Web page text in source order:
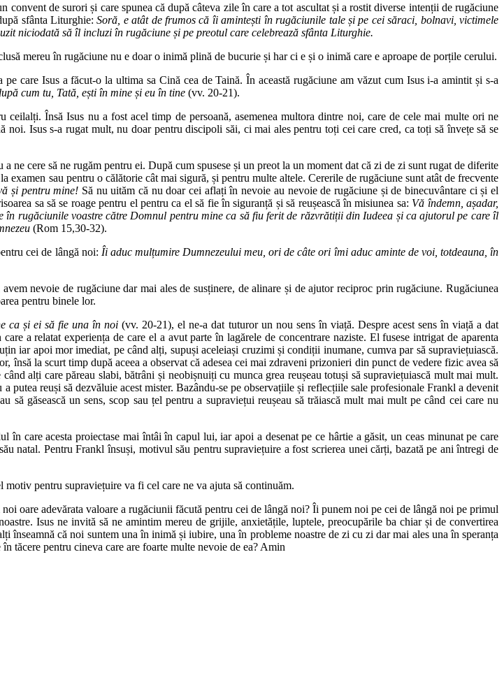
de surori și care spunea că după câteva zile în care a tot ascultat și a rostit diverse intenții de rugăciune
sfânta Liturghie:Soră, e atât de frumos că îi amintești în rugăciunile tale și pe cei săraci, bolnavi, victimele
niciodată să îl incluzi în rugăciune și pe preotul care celebrează sfânta Liturghie.
mereu în rugăciune nu e doar o inimă plină de bucurie și har ci e și o inimă care e aproape de porțile cerului.
pe care Isus a făcut-o la ultima sa Cină cea de Taină. În această rugăciune am văzut cum Isus i-a amintit și s-a
cum tu, Tată, ești în mine și eu în tine (vv. 20-21).
Însă Isus nu a fost acel timp de persoană, asemenea multora dintre noi, care de cele mai multe ori ne
Isus s-a rugat mult, nu doar pentru discipoli săi, ci mai ales pentru toți cei care cred, ca toți să învețe să se
ne cere să ne rugăm pentru ei. După cum spusese și un preot la un moment dat că zi de zi sunt rugat de diferite
examen sau pentru o călătorie cât mai sigură, și pentru multe altele. Cererile de rugăciune sunt atât de frecvente
și pentru mine! Să nu uităm că nu doar cei aflați în nevoie au nevoie de rugăciune și de binecuvântare ci și el
sa să se roage pentru el pentru ca el să fie în siguranță și să reușească în misiunea sa: Vă îndemn, așadar,
rugăciunile voastre către Domnul pentru mine ca să fiu ferit de răzvrătiții din Iudeea și ca ajutorul pe care îl
(Rom 15,30-32).
cei de lângă noi: Îi aduc mulțumire Dumnezeului meu, ori de câte ori îmi aduc aminte de voi, totdeauna, în
nevoie de rugăciune dar mai ales de susținere, de alinare și de ajutor reciproc prin rugăciune. Rugăciunea
pentru binele lor.
ca și ei să fie una în noi (vv. 20-21), el ne-a dat tuturor un nou sens în viață. Despre acest sens în viață a dat
care a relatat experiența de care el a avut parte în lagărele de concentrare naziste. El fusese intrigat de aparenta
iar apoi mor imediat, pe când alți, supuși aceleiași cruzimi și condiții inumane, cumva par să supraviețuiască.
la scurt timp după aceea a observat că adesea cei mai zdraveni prizonieri din punct de vedere fizic avea să
alți care păreau slabi, bătrâni și neobișnuiți cu munca grea reușeau totuși să supraviețuiască mult mai mult.
reuși să dezvăluie acest mister. Bazându-se pe observațiile și reflecțiile sale profesionale Frankl a devenit
găsească un sens, scop sau țel pentru a supraviețui reușeau să trăiască mult mai mult pe când cei care nu
care acesta proiectase mai întâi în capul lui, iar apoi a desenat pe ce hârtie a găsit, un ceas minunat pe care
natal. Pentru Frankl însuși, motivul său pentru supraviețuire a fost scrierea unei cărți, bazată pe ani întregi de
pentru supraviețuire va fi cel care ne va ajuta să continuăm.
oare adevărata valoare a rugăciunii făcută pentru cei de lângă noi? Îi punem noi pe cei de lângă noi pe primul
Isus ne invită să ne amintim mereu de grijile, anxietățile, luptele, preocupările ba chiar și de convertirea
că noi suntem una în inimă și iubire, una în probleme noastre de zi cu zi dar mai ales una în speranța
tăcere pentru cineva care are foarte multe nevoie de ea? Amin